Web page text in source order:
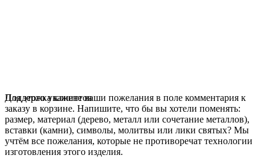
Для этого укажите ваши пожелания в поле комментария к
заказу в корзине. Напишите, что бы вы хотели поменять:
размер, материал (дерево, металл или сочетание металлов),
вставки (камни), символы, молитвы или лики святых? Мы
учтём все пожелания, которые не противоречат технологии
изготовления этого изделия.
Поддержка клиентов